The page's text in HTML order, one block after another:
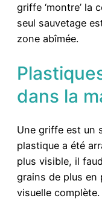
griffe ‘montre’ la
seul sauvetage
zone abîmée.
dans la
Une griffe est un
plastique a été
plus visible, il
grains de plus en
visuelle complète.